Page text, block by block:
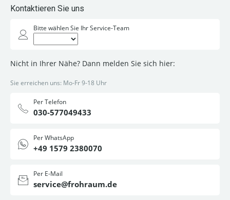
Kontaktieren Sie uns
Bitte wählen Sie Ihr Service-Team
Nicht in Ihrer Nähe? Dann melden Sie sich hier:
Sie erreichen uns: Mo-Fr 9-18 Uhr
Per Telefon
030-577049433
Per WhatsApp
+49 1579 2380070
Per E-Mail
service@frohraum.de